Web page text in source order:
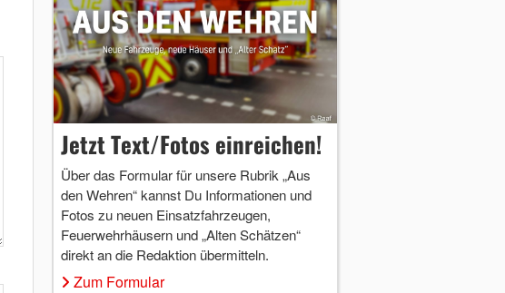
Jetzt Text/Fotos einreichen!
Über das Formular für unsere Rubrik „Aus
den Wehren“ kannst Du Informationen und
Fotos zu neuen Einsatzfahrzeugen,
Feuerwehrhäusern und „Alten Schätzen“
direkt an die Redaktion übermitteln.
Zum Formular